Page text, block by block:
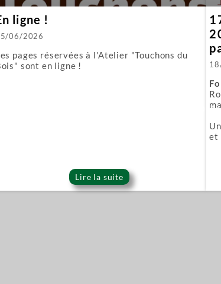
series) Épée démoniaque
ligne !
06/2026
pages réservées à l'Atelier "Touchons du
sont en ligne !
Lire la suite
et